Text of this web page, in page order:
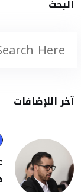
البحث
آخر اللإضافات